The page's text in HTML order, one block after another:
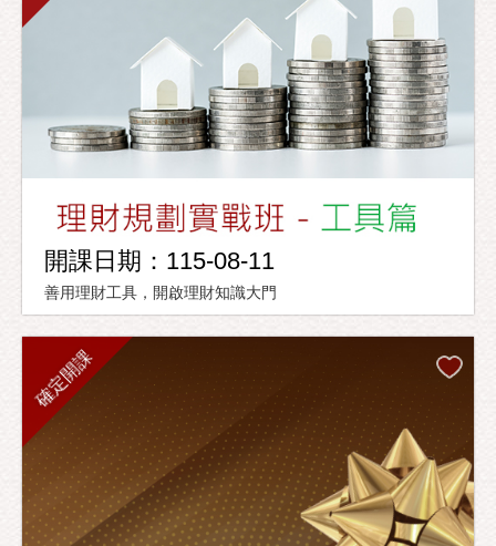
開課日期：115-08-11
善用理財工具，開啟理財知識大門
確定開課